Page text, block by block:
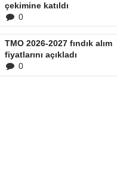
çekimine katıldı
0
TMO 2026-2027 fındık alım
fiyatlarını açıkladı
0